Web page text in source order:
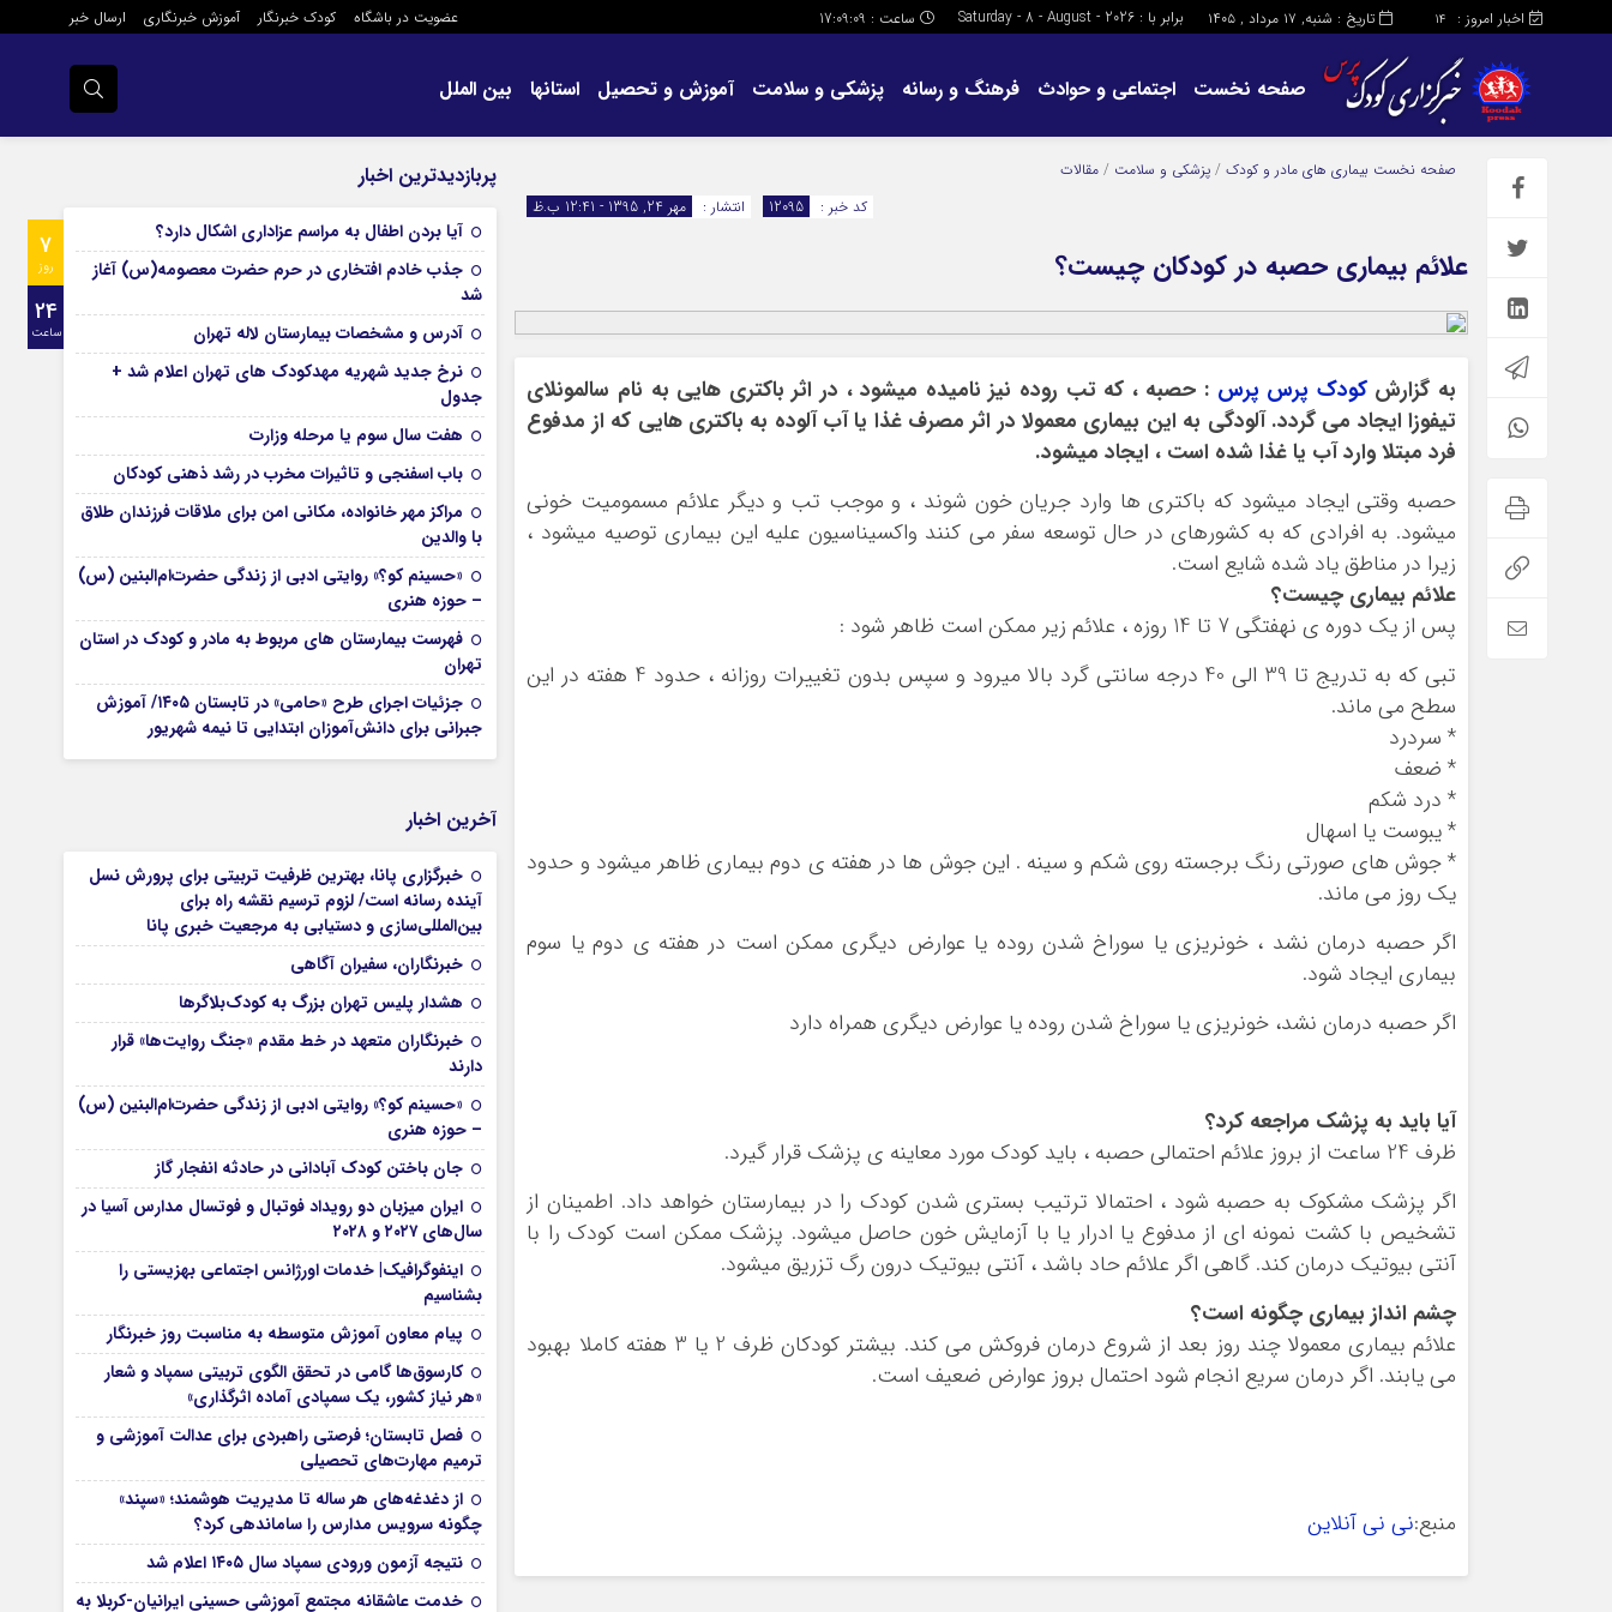
اخبار امروز : 14 تاریخ : شنبه, ۱۷ مرداد , ۱۴۰۵ برابر با : Saturday - 8 - August - 2026 ساعت : 17:09:10 عضویت در باشگاه کودک خبرنگار آموزش خبرنگاری ارسال خبر
صفحه نخست اجتماعی و حوادث فرهنگ و رسانه پزشکی و سلامت آموزش و تحصیل استانها بین الملل
صفحه نخست بیماری های مادر و کودک / پزشکی و سلامت / مقالات
انتشار :
مهر 24, 1395 - 12:41 ب.ظ کد خبر : 12095
علائم بیماری حصبه در کودکان چیست؟
به گزارش کودک پرس پرس : حصبه ، که تب روده نیز نامیده میشود ، در اثر باکتری هایی به نام سالمونلای
تیفوزا ایجاد می گردد. آلودگی به این بیماری معمولا در اثر مصرف غذا یا آب آلوده به باکتری هایی که از مدفوع
فرد مبتلا وارد آب یا غذا شده است ، ایجاد میشود.
حصبه وقتی ایجاد میشود که باکتری ها وارد جریان خون شوند ، و موجب تب و دیگر علائم مسمومیت خونی
میشود. به افرادی که به کشورهای در حال توسعه سفر می کنند واکسیناسیون علیه این بیماری توصیه میشود ،
زیرا در مناطق یاد شده شایع است.
علائم بیماری چیست؟
پس از یک دوره ی نهفتگی 7 تا 14 روزه ، علائم زیر ممکن است ظاهر شود :
تبی که به تدریج تا 39 الی 40 درجه سانتی گرد بالا میرود و سپس بدون تغییرات روزانه ، حدود 4 هفته در این
سطح می ماند.
* سردرد
* ضعف
* درد شکم
* یبوست یا اسهال
* جوش های صورتی رنگ برجسته روی شکم و سینه . این جوش ها در هفته ی دوم بیماری ظاهر میشود و حدود
یک روز می ماند.
اگر حصبه درمان نشد ، خونریزی یا سوراخ شدن روده یا عوارض دیگری ممکن است در هفته ی دوم یا سوم
بیماری ایجاد شود.
اگر حصبه درمان نشد، خونریزی یا سوراخ شدن روده یا عوارض دیگری همراه دارد
آیا باید به پزشک مراجعه کرد؟
ظرف 24 ساعت از بروز علائم احتمالی حصبه ، باید کودک مورد معاینه ی پزشک قرار گیرد.
اگر پزشک مشکوک به حصبه شود ، احتمالا ترتیب بستری شدن کودک را در بیمارستان خواهد داد. اطمینان از
تشخیص با کشت نمونه ای از مدفوع یا ادرار یا با آزمایش خون حاصل میشود. پزشک ممکن است کودک را با
آنتی بیوتیک درمان کند. گاهی اگر علائم حاد باشد ، آنتی بیوتیک درون رگ تزریق میشود.
چشم انداز بیماری چگونه است؟
علائم بیماری معمولا چند روز بعد از شروع درمان فروکش می کند. بیشتر کودکان ظرف 2 یا 3 هفته کاملا بهبود
می یابند. اگر درمان سریع انجام شود احتمال بروز عوارض ضعیف است.
منبع:نی نی آنلاین
پربازدیدترین اخبار
7
روز
24
ساعت
آیا بردن اطفال به مراسم عزادارى اشکال دارد؟
جذب خادم افتخاری در حرم حضرت معصومه(س) آغاز
شد
آدرس و مشخصات بیمارستان لاله تهران
نرخ جدید شهریه مهدکودک های تهران اعلام شد +
جدول
هفت سال سوم یا مرحله وزارت
باب اسفنجی و تاثیرات مخرب در رشد ذهنی کودکان
مراکز مهر خانواده، مکانی امن برای ملاقات فرزندان طلاق
با والدین
«حسینم کو؟» روایتی ادبی از زندگی حضرت‌ام‌البنین (س)
– حوزه هنری
فهرست بیمارستان های مربوط به مادر و کودک در استان
تهران
جزئیات اجرای طرح «حامی» در تابستان ۱۴۰۵/ آموزش
جبرانی برای دانش‌آموزان ابتدایی تا نیمه شهریور
آخرین اخبار
خبرگزاری پانا، بهترین ظرفیت تربیتی برای پرورش نسل
آینده رسانه است/ لزوم ترسیم نقشه راه برای
بین‌المللی‌سازی و دستیابی به مرجعیت خبری پانا
خبرنگاران، سفیران آگاهی
هشدار پلیس تهران بزرگ به کودک‌بلاگرها
خبرنگاران متعهد در خط مقدم «جنگ روایت‌ها» قرار
دارند
«حسینم کو؟» روایتی ادبی از زندگی حضرت‌ام‌البنین (س)
– حوزه هنری
جان باختن کودک آبادانی در حادثه انفجار گاز
ایران میزبان دو رویداد فوتبال و فوتسال مدارس آسیا در
سال‌های ۲۰۲۷ و ۲۰۲۸
اینفوگرافیک| خدمات اورژانس اجتماعی بهزیستی را
بشناسیم
پیام معاون آموزش متوسطه به مناسبت روز خبرنگار
کارسوق‌ها گامی در تحقق الگوی تربیتی سمپاد و شعار
«هر نیاز کشور، یک سمپادی آماده اثرگذاری»
فصل تابستان؛ فرصتی راهبردی برای عدالت آموزشی و
ترمیم مهارت‌های تحصیلی
از دغدغه‌های هر ساله تا مدیریت هوشمند؛ «سپند»
چگونه سرویس مدارس را ساماندهی کرد؟
نتیجه آزمون ورودی سمپاد سال ۱۴۰۵ اعلام شد
خدمت عاشقانه مجتمع آموزشی‌ حسینی ایرانیان-کربلا به